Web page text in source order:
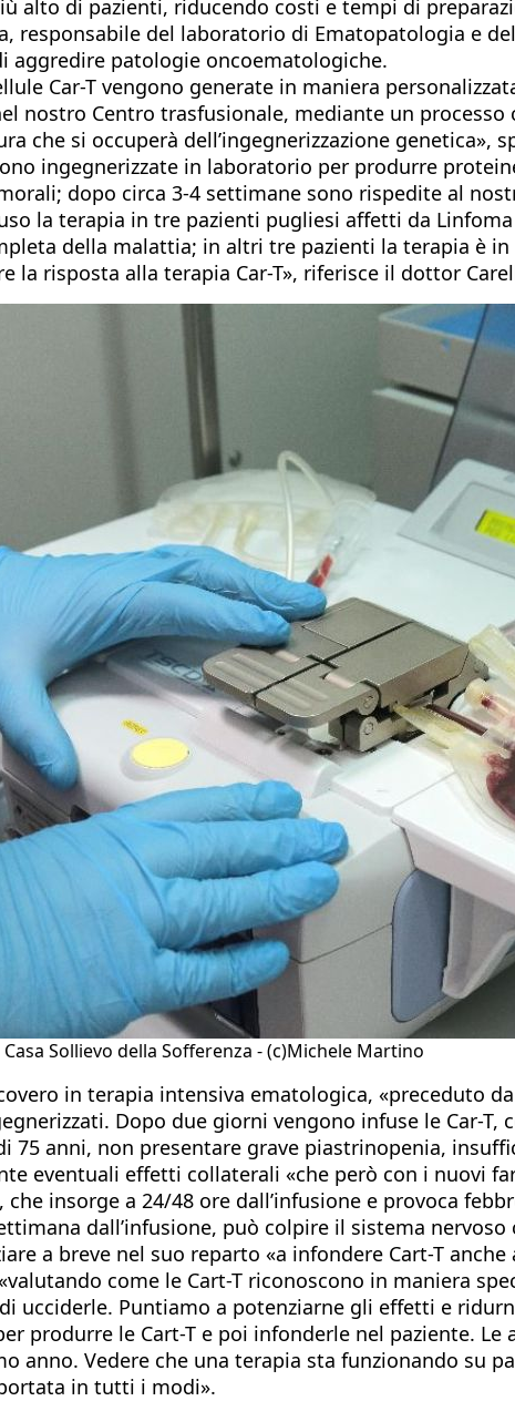
alto di pazienti, riducendo costi e tempi di
responsabile del laboratorio di Ematopatologia e
aggredire patologie oncoematologiche.
Car-T vengono generate in maniera
nostro Centro trasfusionale, mediante un
che si occuperà dell’ingegnerizzazione genetica»,
ingegnerizzate in laboratorio per produrre
dopo circa 3-4 settimane sono rispedite al
la terapia in tre pazienti pugliesi affetti da
della malattia; in altri tre pazienti la terapia è
la risposta alla terapia Car-T», riferisce il dottor
Sollievo della Sofferenza - (c)Michele Martino
in terapia intensiva ematologica, «preceduto
Dopo due giorni vengono infuse le Car-T,
75 anni, non presentare grave piastrinopenia,
eventuali effetti collaterali «che però con i nuovi
insorge a 24/48 ore dall’infusione e provoca
dall’infusione, può colpire il sistema
a breve nel suo reparto «a infondere Cart-T
come le Cart-T riconoscono in maniera
Puntiamo a potenziarne gli effetti e
produrre le Cart-T e poi infonderle nel paziente.
anno. Vedere che una terapia sta funzionando su
in tutti i modi».